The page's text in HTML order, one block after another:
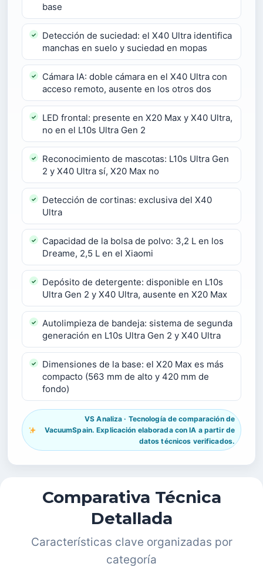
base
Detección de suciedad: el X40 Ultra identifica
manchas en suelo y suciedad en mopas
Cámara IA: doble cámara en el X40 Ultra con
acceso remoto, ausente en los otros dos
LED frontal: presente en X20 Max y X40 Ultra,
no en el L10s Ultra Gen 2
Reconocimiento de mascotas: L10s Ultra Gen
2 y X40 Ultra sí, X20 Max no
Detección de cortinas: exclusiva del X40
Ultra
Capacidad de la bolsa de polvo: 3,2 L en los
Dreame, 2,5 L en el Xiaomi
Depósito de detergente: disponible en L10s
Ultra Gen 2 y X40 Ultra, ausente en X20 Max
Autolimpieza de bandeja: sistema de segunda
generación en L10s Ultra Gen 2 y X40 Ultra
Dimensiones de la base: el X20 Max es más
compacto (563 mm de alto y 420 mm de
fondo)
VS Analiza · Tecnología de comparación de
VacuumSpain. Explicación elaborada con IA a partir de
datos técnicos verificados.
Comparativa Técnica
Detallada
Características clave organizadas por
categoría